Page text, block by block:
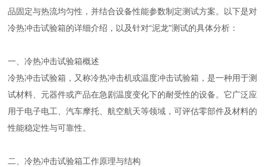
品固定与热流均匀性，并结合设备性能参数制定测试方案。以下是对
冷热冲击试验箱的详细介绍，以及针对“泥龙"测试的具体分析：
一、冷热冲击试验箱概述
冷热冲击试验箱，又称冷热冲击机或温度冲击试验箱，是一种用于测
试材料、元器件或产品在急剧温度变化下的耐受性的设备。它广泛应
用于电子电工、汽车摩托、航空航天等领域，可评估零部件及材料的
性能稳定性与可靠性。
二、冷热冲击试验箱工作原理与结构